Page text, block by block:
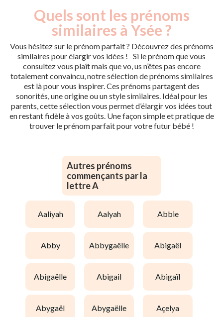
Quels sont les prénoms
similaires à Ysée ?
Vous hésitez sur le prénom parfait ? Découvrez des prénoms
similaires pour élargir vos idées ! Si le prénom que vous
consultez vous plaît mais que vo, us n’êtes pas encore
totalement convaincu, notre sélection de prénoms similaires
est là pour vous inspirer. Ces prénoms partagent des
sonorités, une origine ou un style similaires. Idéal pour les
parents, cette sélection vous permet d’élargir vos idées tout
en restant fidèle à vos goûts. Une façon simple et pratique de
trouver le prénom parfait pour votre futur bébé !
Autres prénoms
commençants par la
lettre A
aaliyah aalyah abbie
abby abbygaëlle abigaël
abigaëlle abigail abigaïl
abygaël abygaëlle açelya